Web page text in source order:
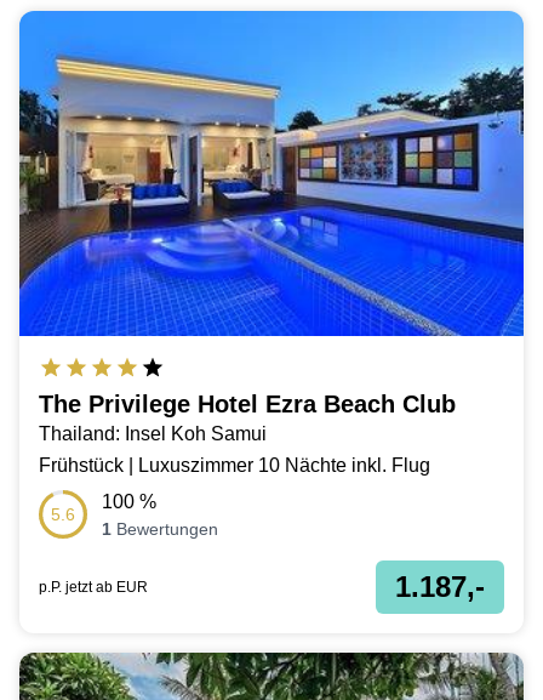
The Privilege Hotel Ezra Beach Club
Thailand: Insel Koh Samui
Frühstück | Luxuszimmer 10 Nächte inkl. Flug
5.6
100 %
1 Bewertungen
p.P. jetzt ab EUR 1.187,-